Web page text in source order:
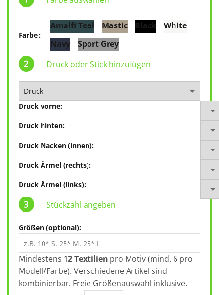
Farbe
Amalfi Teal Mastic Black
White
Navy
Sport Grey
Druck oder Stick hinzufügen
Druck vorne:
Druck hinten:
Druck Nacken (innen):
Druck Ärmel (rechts):
Druck Ärmel (links):
Stückzahl angeben
Größen (optional):
Mindestens 12 Textilien pro Motiv (mind. 6 pro
Modell/Farbe). Verschiedene Artikel sind
kombinierbar. Freie Größenauswahl inklusive.